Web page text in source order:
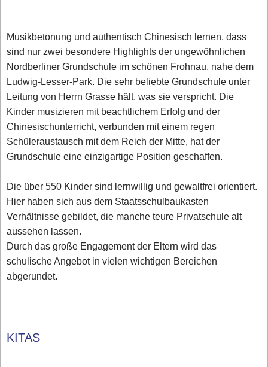
Musikbetonung und authentisch Chinesisch lernen, dass
sind nur zwei besondere Highlights der ungewöhnlichen
Nordberliner Grundschule im schönen Frohnau, nahe dem
Ludwig-Lesser-Park. Die sehr beliebte Grundschule unter
Leitung von Herrn Grasse hält, was sie verspricht. Die
Kinder musizieren mit beachtlichem Erfolg und der
Chinesischunterricht, verbunden mit einem regen
Schüleraustausch mit dem Reich der Mitte, hat der
Grundschule eine einzigartige Position geschaffen.
Die über 550 Kinder sind lernwillig und gewaltfrei orientiert.
Hier haben sich aus dem Staatsschulbaukasten
Verhältnisse gebildet, die manche teure Privatschule alt
aussehen lassen.
Durch das große Engagement der Eltern wird das
schulische Angebot in vielen wichtigen Bereichen
abgerundet.
KITAS